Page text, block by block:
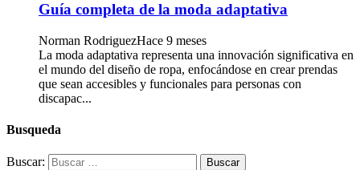
Guía completa de la moda adaptativa
Norman RodriguezHace 9 meses
La moda adaptativa representa una innovación significativa en
el mundo del diseño de ropa, enfocándose en crear prendas
que sean accesibles y funcionales para personas con
discapac...
Busqueda
Buscar: